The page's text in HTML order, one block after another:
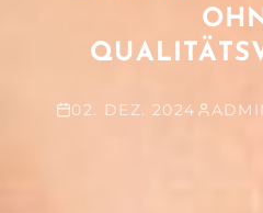
02. DEZ. 2024